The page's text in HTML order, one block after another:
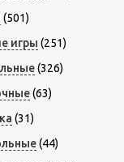
(501)
игры (251)
(326)
(63)
(31)
(44)